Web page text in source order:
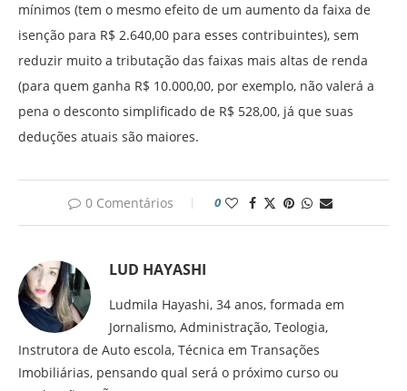
mínimos (tem o mesmo efeito de um aumento da faixa de
isenção para R$ 2.640,00 para esses contribuintes), sem
reduzir muito a tributação das faixas mais altas de renda
(para quem ganha R$ 10.000,00, por exemplo, não valerá a
pena o desconto simplificado de R$ 528,00, já que suas
deduções atuais são maiores.
0 Comentários 0
LUD HAYASHI
Ludmila Hayashi, 34 anos, formada em
Jornalismo, Administração, Teologia,
Instrutora de Auto escola, Técnica em Transações
Imobiliárias, pensando qual será o próximo curso ou